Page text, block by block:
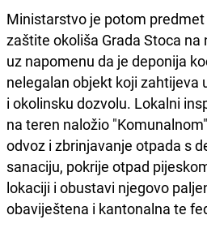
Ministarstvo je potom
zaštite okoliša Grada Stoca
uz napomenu da je deponija
nelegalan objekt koji zahtijeva
i okolinsku dozvolu. Lokalni
na teren naložio
odvoz i zbrinjavanje otpada s
sanaciju, pokrije otpad
lokaciji i obustavi njegovo
obaviještena i kantonalna te